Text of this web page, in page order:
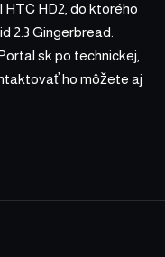
HD2, do ktorého
2.3 Gingerbread.
po technickej,
ho môžete aj